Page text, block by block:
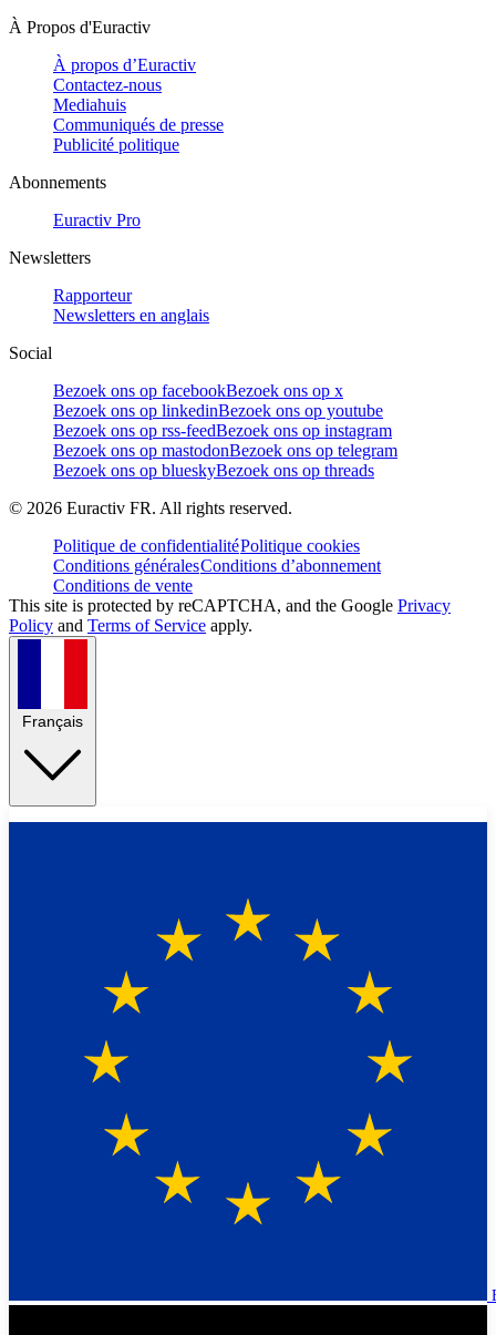
À Propos d'Euractiv
À propos d’Euractiv
Contactez-nous
Mediahuis
Communiqués de presse
Publicité politique
Abonnements
Euractiv Pro
Newsletters
Rapporteur
Newsletters en anglais
Social
Bezoek ons op facebookBezoek ons op x
Bezoek ons op linkedinBezoek ons op youtube
Bezoek ons op rss-feedBezoek ons op instagram
Bezoek ons op mastodonBezoek ons op telegram
Bezoek ons op blueskyBezoek ons op threads
© 2026 Euractiv FR. All rights reserved.
Politique de confidentialitéPolitique cookies
Conditions généralesConditions d’abonnement
Conditions de vente
This site is protected by reCAPTCHA, and the Google Privacy
Policy and Terms of Service apply.
Français